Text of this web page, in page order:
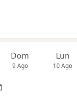
Dom
9 Ago
Lun
10 Ago